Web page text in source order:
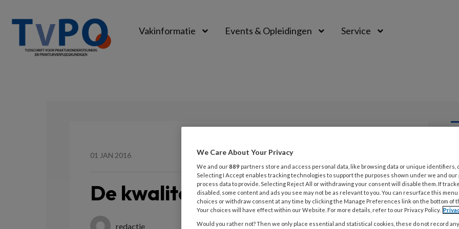
Vakinformatie Events & Opleidingen Service
01 JAN 2016 Opslaan
De kwaliteit van spirometrie
redactie
1
We Care About Your Privacy
We and our889 partners store and access personal data, like browsing data or unique identifiers,
Selecting I Accept enables tracking technologies to support the purposes shown under we and
process data to provide. Selecting Reject All or withdrawing your consent will disable them. If
disabled, some content and ads you see may not be as relevant to you. You can resurface this
choices or withdraw consent at any time by clicking the Manage Preferences link on the bottom of
Your choices will have effect within our Website. For more details, refer to our Privacy Policy.
Would you rather not? Then we only place essential and statistical cookies, these do not record